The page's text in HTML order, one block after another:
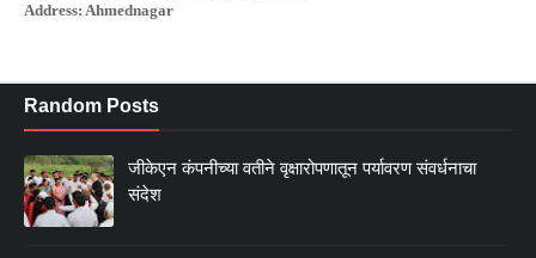
Address: Ahmednagar
Random Posts
जीकेएन कंपनीच्या वतीने वृक्षारोपणातून पर्यावरण संवर्धनाचा
संदेश